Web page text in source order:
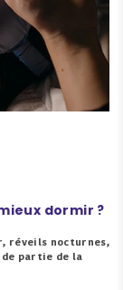
dormir ?
réveils nocturnes,
partie de la